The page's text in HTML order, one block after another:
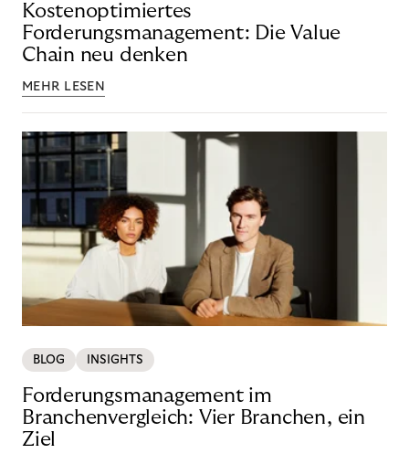
Kostenoptimiertes
Forderungsmanagement: Die Value
Chain neu denken
MEHR LESEN
BLOG INSIGHTS
Forderungsmanagement im
Branchenvergleich: Vier Branchen, ein
Ziel